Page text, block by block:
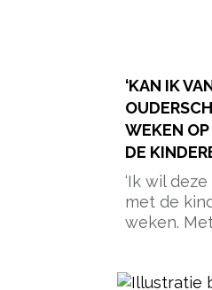
‘KAN IK
WEKEN
DE
‘Ik wil
met de
weken.